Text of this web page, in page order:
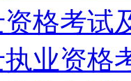
资格考试
执业资格